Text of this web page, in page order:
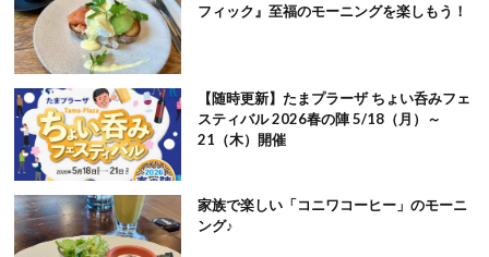
フィック』至福のモーニングを楽しもう！
【随時更新】たまプラーザ ちょい呑みフェ
スティバル 2026春の陣 5/18（月）～
21（木）開催
家族で楽しい「コニワコーヒー」のモーニ
ング♪